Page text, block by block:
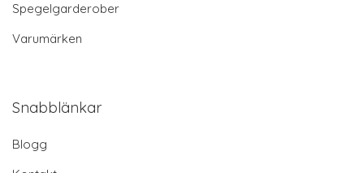
Spegelgarderober
Varumärken
Snabblänkar
Blogg